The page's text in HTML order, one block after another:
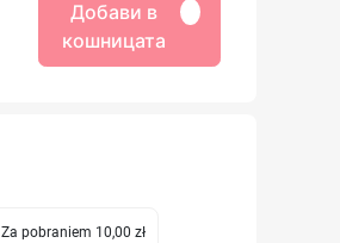
Добави в
кошницата
Za pobraniem 10,00 zł